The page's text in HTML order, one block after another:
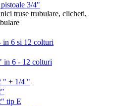
3/4"
truse trubulare, clicheti,
in 6 si 12 colturi
in 6 - 12 colturi
" + 1/4 "
tip E